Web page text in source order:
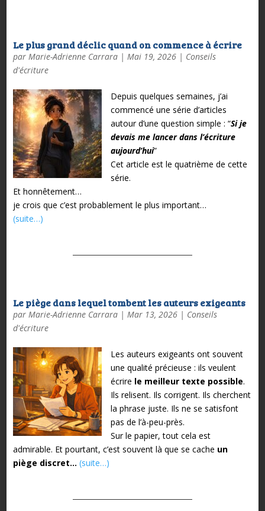
Le plus grand déclic quand on commence à écrire
par Marie-Adrienne Carrara| Mai 19, 2026| Conseils
d'écriture
Depuis quelques semaines, j’ai
commencé une série d’articles
autour d’une question simple : “Si je
devais me lancer dans l’écriture
aujourd’hui”
Cet article est le quatrième de cette
série.
Et honnêtement…
je crois que c’est probablement le plus important…
(suite…)
Le piège dans lequel tombent les auteurs exigeants
par Marie-Adrienne Carrara| Mar 13, 2026| Conseils
d'écriture
Les auteurs exigeants ont souvent
une qualité précieuse : ils veulent
écrire le meilleur texte possible.
Ils relisent. Ils corrigent. Ils cherchent
la phrase juste. Ils ne se satisfont
pas de l’à-peu-près.
Sur le papier, tout cela est
admirable. Et pourtant, c’est souvent là que se cache un
piège discret… (suite…)